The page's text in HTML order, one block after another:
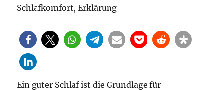
Ein guter Schlaf ist die Grundlage für